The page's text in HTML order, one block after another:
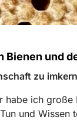
Bienen und
zu imkern
habe ich
und Wissen